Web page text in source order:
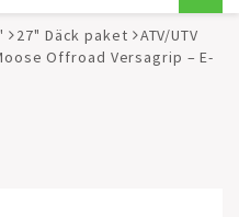
27" Däck paket
ATV/UTV
Offroad Versagrip – E-